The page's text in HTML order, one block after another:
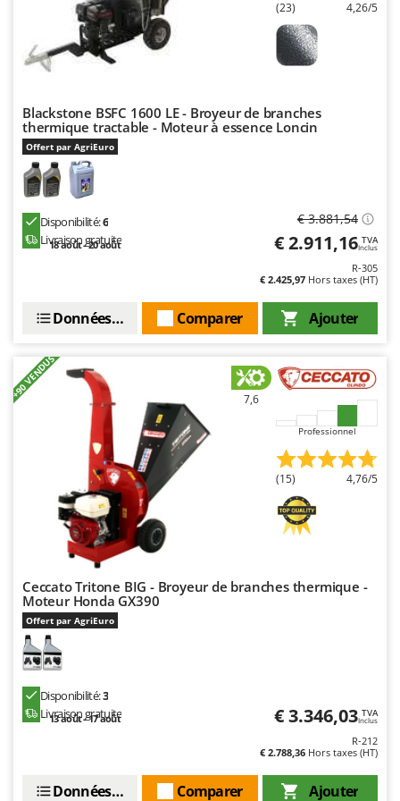
Master
Mastercook
Masterpro
MCH
Michelin
Mille
Minox
Mockmill
More than chef
MTD
N
New O.M.R.A.
Novatec
Novital
NuAir
NuovaFac
O
Officine Savioli
Oliviero
OMA
Ooni
(23) 4,26/5
Blackstone BSFC 1600 LE - Broyeur de branches
thermique tractable - Moteur à essence Loncin
Offert par AgriEuro
Disponibilité:6
Livraison gratuite
18 août - 20 août
€ 3.881,54
€ 2.911,16 TVA
Inclus
R-305
€ 2.425,97 Hors taxes (HT)
Ajouter
Comparer
Données techniques
+90 VENDUS 7,6
Professionnel
(15) 4,76/5
Ceccato Tritone BIG - Broyeur de branches thermique -
Moteur Honda GX390
Offert par AgriEuro
Disponibilité:3
Livraison gratuite
13 août - 17 août € 3.346,03 TVA
Inclus
R-212
€ 2.788,36 Hors taxes (HT)
Ajouter
Comparer
Données techniques